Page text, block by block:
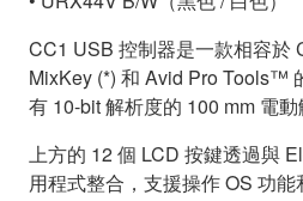
CC1 USB 控制器是一款相容於
MixKey (*) 和 Avid Pro Tools™
有 10-bit 解析度的 100 mm 電動
上方的 12 個 LCD 按鍵透過與
用程式整合，支援操作 OS 功能